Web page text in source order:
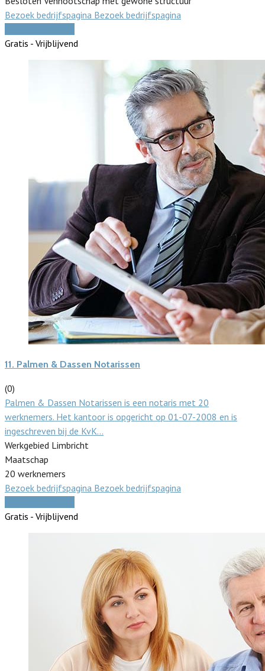
Bezoek bedrijfspagina Bezoek bedrijfspagina
Gratis - Vrijblijvend
11. Palmen & Dassen Notarissen
(0)
Palmen & Dassen Notarissen is een notaris met 20
werknemers. Het kantoor is opgericht op 01-07-2008 en is
ingeschreven bij de KvK…
Werkgebied Limbricht
Maatschap
20 werknemers
Bezoek bedrijfspagina Bezoek bedrijfspagina
Gratis - Vrijblijvend